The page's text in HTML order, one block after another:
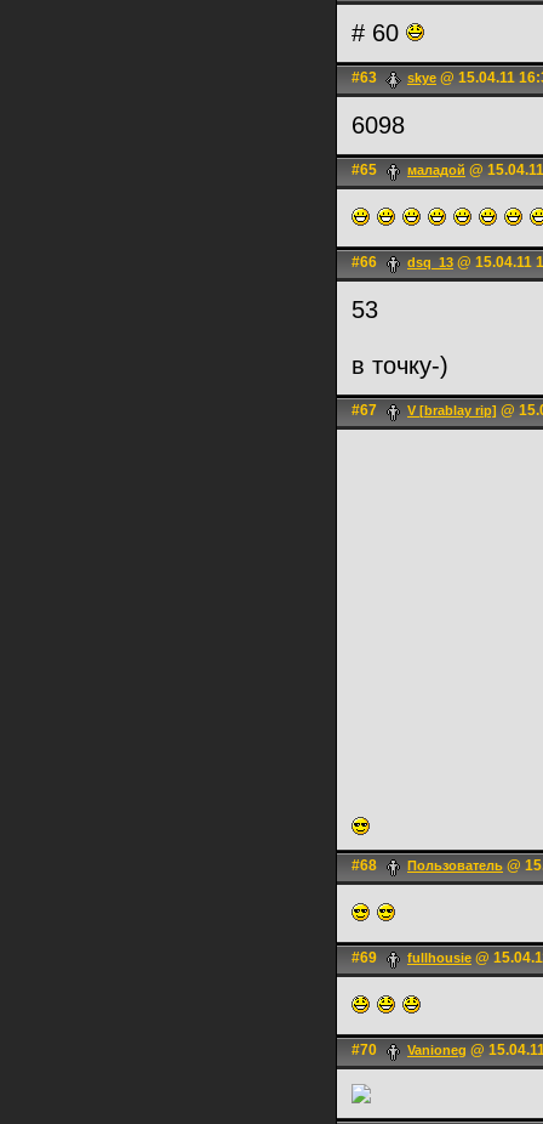
# 60
#63 skye @ 15.04.11
6098
#65 маладой @
#66 dsq_13 @ 15.04.11
53
в точку-)
#67 V [brablay rip] @
#68 Пользователь @
#69 fullhousie @
#70 Vanioneg @